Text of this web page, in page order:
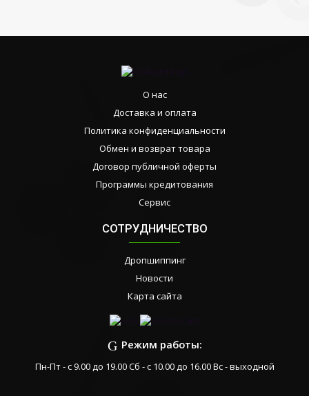
О нас
Доставка и оплата
Политика конфиденциальности
Обмен и возврат товара
Договор публичной оферты
Программы кредитования
Сервис
СОТРУДНИЧЕСТВО
Дропшиппинг
Новости
Карта сайта
Режим работы:
Пн-Пт - с 9.00 до 19.00 Сб - с 10.00 до 16.00 Вс - выходной